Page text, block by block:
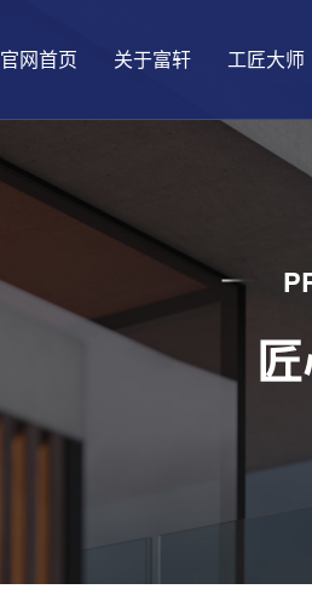
官网首页 关于富轩
发展历程
工匠大师
大匠国创
铝合金窗
悦生活
品质保障
门店形象
精益动态